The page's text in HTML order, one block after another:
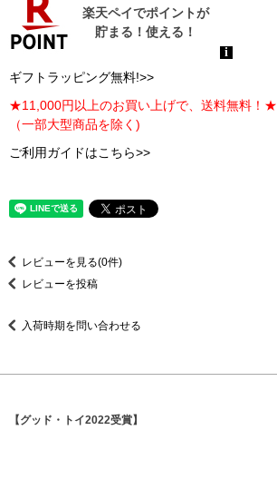
ギフトラッピング無料!>>
★11,000円以上のお買い上げで、送料無料！★
（一部大型商品を除く)
ご利用ガイドはこちら>>
レビューを見る(0件)
レビューを投稿
入荷時期を問い合わせる
【グッド・トイ2022受賞】